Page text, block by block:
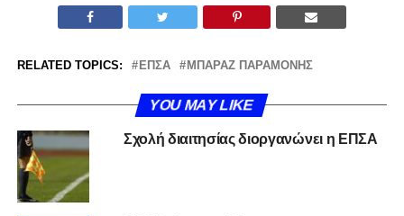
RELATED TOPICS: ΕΠΣΑ ΜΠΑΡΑΖ ΠΑΡΑΜΟΝΉΣ
YOU MAY LIKE
Σχολή διαιτησίας διοργανώνει η ΕΠΣΑ